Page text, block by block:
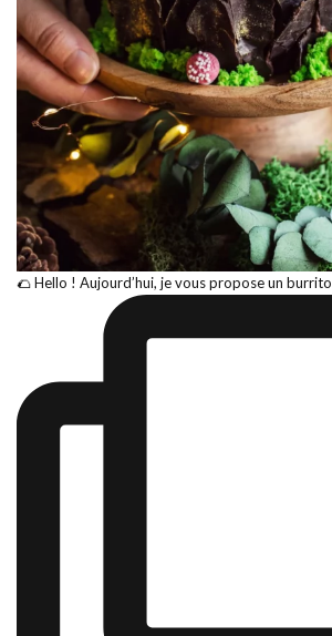
🌮 Hello ! Aujourd’hui, je vous propose un burrito